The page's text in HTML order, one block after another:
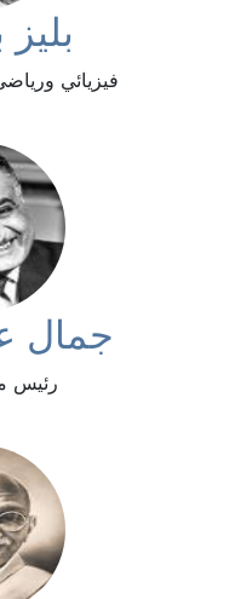
فيزيائي
جمال
رئيس